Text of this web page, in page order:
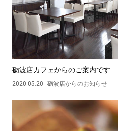
砺波店カフェからのご案内です
2020.05.20 砺波店からのお知らせ